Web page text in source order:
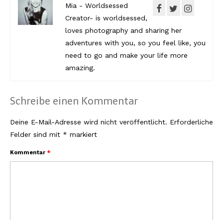
Mia - Worldsessed
Creator- is worldsessed,
loves photography and sharing her
adventures with you, so you feel like, you
need to go and make your life more
amazing.
Schreibe einen Kommentar
Deine E-Mail-Adresse wird nicht veröffentlicht. Erforderliche
Felder sind mit * markiert
Kommentar *